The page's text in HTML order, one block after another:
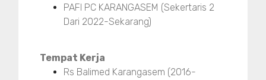
PAFI PC KARANGASEM (Sekertaris 2
Dari 2022-Sekarang)
Tempat Kerja
Rs Balimed Karangasem (2016-